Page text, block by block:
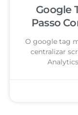
Google
Passo
O google tag
centralizar